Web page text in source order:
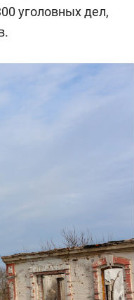
уголовных дел,